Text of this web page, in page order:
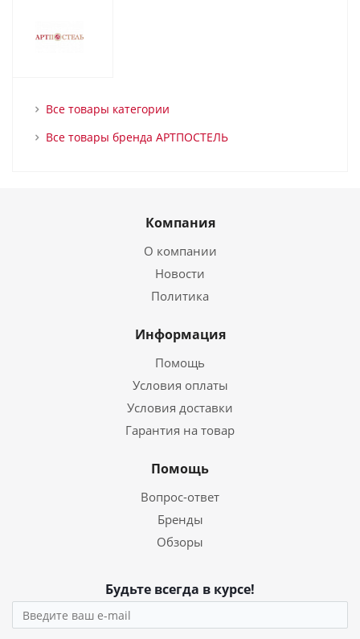
Все товары категории
Все товары бренда АРТПОСТЕЛЬ
Компания
О компании
Новости
Политика
Информация
Помощь
Условия оплаты
Условия доставки
Гарантия на товар
Помощь
Вопрос-ответ
Бренды
Обзоры
Будьте всегда в курсе!